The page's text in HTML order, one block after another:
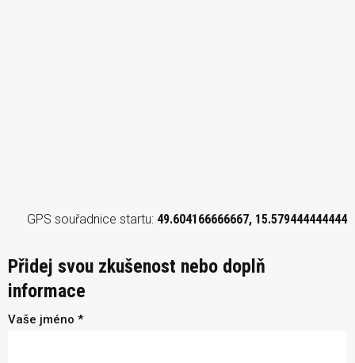
GPS souřadnice startu: 49.604166666667, 15.579444444444
Přidej svou zkušenost nebo doplň
informace
Vaše jméno *